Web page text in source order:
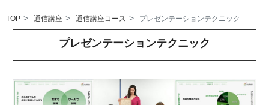
TOP 通信講座 通信講座コース プレゼンテーションテクニック
プレゼンテーションテクニック